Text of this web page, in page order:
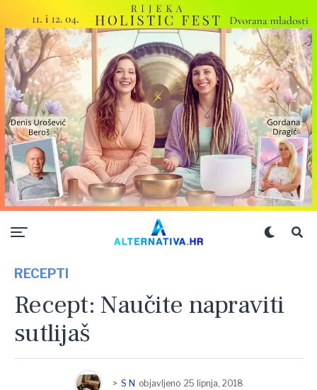
RECEPTI
Recept: Naučite napraviti
sutlijaš
> S N objavljeno 25 lipnja, 2018